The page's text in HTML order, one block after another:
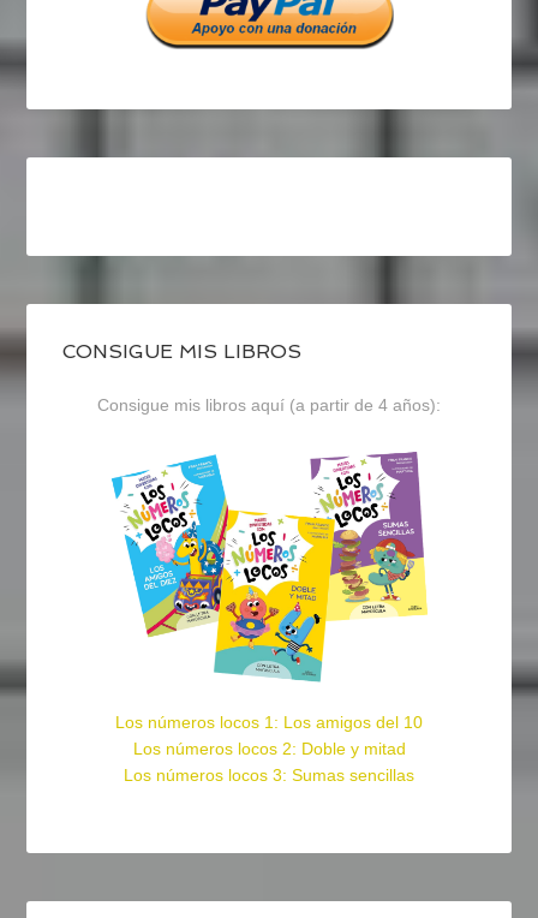
CONSIGUE MIS LIBROS
Consigue mis libros aquí (a partir de 4 años):
Los números locos 1: Los amigos del 10
Los números locos 2: Doble y mitad
Los números locos 3: Sumas sencillas